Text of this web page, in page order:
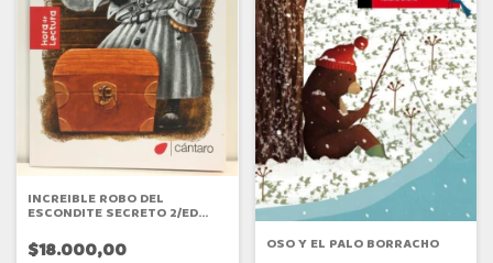
INCREIBLE ROBO DEL
ESCONDITE SECRETO 2/ED
$18.000,00 OSO Y EL PALO BORRACHO